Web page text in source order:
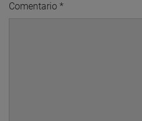
Comentario *